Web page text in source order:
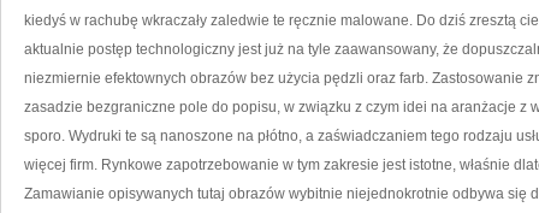
kiedyś w rachubę wkraczały zaledwie te ręcznie malowane. Do dziś zresztą
aktualnie postęp technologiczny jest już na tyle zaawansowany, że
niezmiernie efektownych obrazów bez użycia pędzli oraz farb. Zastosowanie
zasadzie bezgraniczne pole do popisu, w związku z czym idei na aranżacje z
sporo. Wydruki te są nanoszone na płótno, a zaświadczaniem tego rodzaju
więcej firm. Rynkowe zapotrzebowanie w tym zakresie jest istotne, właśnie
Zamawianie opisywanych tutaj obrazów wybitnie niejednokrotnie odbywa się